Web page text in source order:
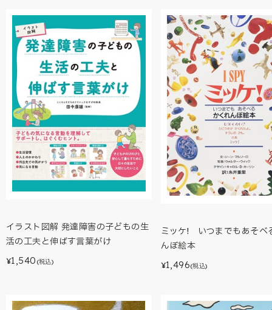
イラスト図解 発達障害の子どもの生
活の工夫と伸ばす言葉がけ
¥1,540 (税込)
ミッケ! いつまでもあそべ
んぼ絵本
¥1,496(税込)